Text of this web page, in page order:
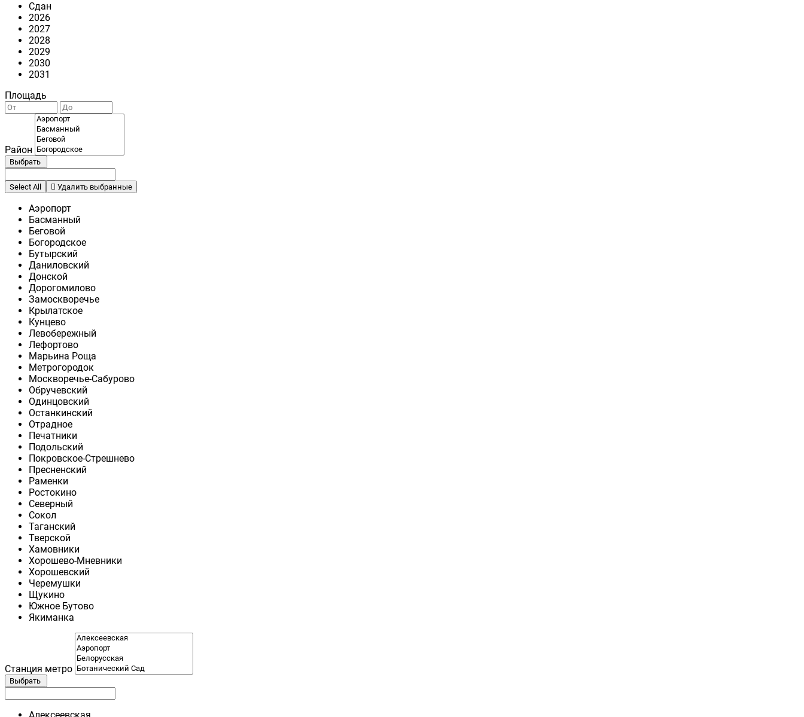
Сдан
2026
2027
2028
2029
2030
2031
Площадь
Район
Выбрать
Select All Удалить выбранные
Аэропорт
Басманный
Беговой
Богородское
Бутырский
Даниловский
Донской
Дорогомилово
Замоскворечье
Крылатское
Кунцево
Левобережный
Лефортово
Марьина Роща
Метрогородок
Москворечье-Сабурово
Обручевский
Одинцовский
Останкинский
Отрадное
Печатники
Подольский
Покровское-Стрешнево
Пресненский
Раменки
Ростокино
Северный
Сокол
Таганский
Тверской
Хамовники
Хорошево-Мневники
Хорошевский
Черемушки
Щукино
Южное Бутово
Якиманка
Станция метро
Выбрать